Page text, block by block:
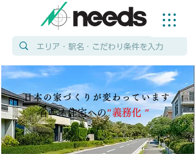
日本の家づくりが変わっています
​省エネ住宅への″義務化 ″